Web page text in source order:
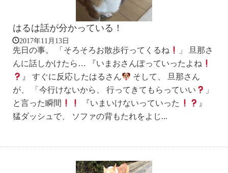
はるは話が分かっている！
2017年11月13日
先日の事。 「そろそろお散歩行ってくるね
」 旦那さ
んに話しかけたら… 『いまおさんぽっていったよね
』 すぐに反応したはるさん
そして、 旦那さん
が、 「今行けないから、 行ってきてもらっていい
」
と言った瞬間
『いまいけないっていった
』
猛ダッシュで、 ソファの背もたれをよじ...